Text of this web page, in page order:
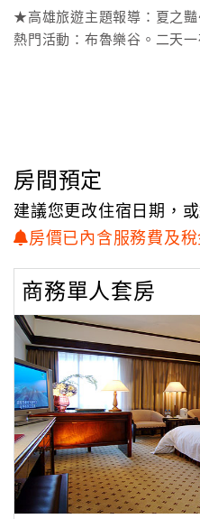
滿
意
管
員
帳
戶
客
服
聯
絡
單
★高雄旅遊主題報導：夏之
熱門活動：布魯樂谷。二天
房間預定
建議您更改住宿日期，
房價已內含服務費及稅
商務單人套房